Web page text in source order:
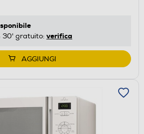
30' gratuito: verifica
AGGIUNGI